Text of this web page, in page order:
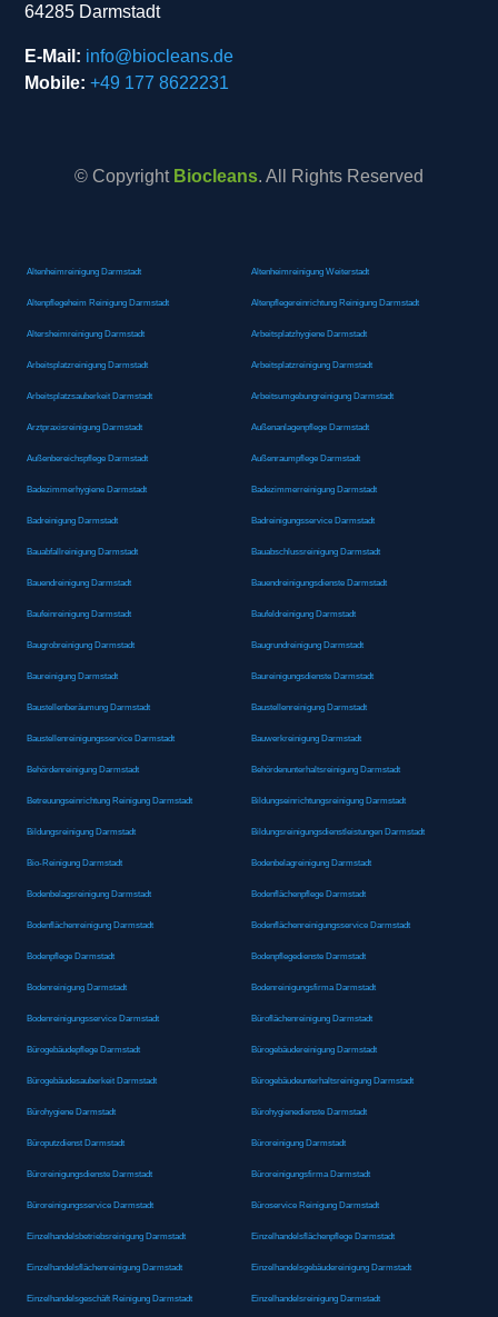
64285 Darmstadt
E-Mail: info@biocleans.de
Mobile: +49 177 8622231
© Copyright Biocleans. All Rights Reserved
Altenheimreinigung Darmstadt Altenheimreinigung Weiterstadt
Altenpflegeheim Reinigung Darmstadt Altenpflegereinrichtung Reinigung Darmstadt
Altersheimreinigung Darmstadt Arbeitsplatzhygiene Darmstadt
Arbeitsplatzreinigung Darmstadt Arbeitsplatzreinigung Darmstadt
Arbeitsplatzsauberkeit Darmstadt Arbeitsumgebungreinigung Darmstadt
Arztpraxisreinigung Darmstadt Außenanlagenpflege Darmstadt
Außenbereichspflege Darmstadt Außenraumpflege Darmstadt
Badezimmerhygiene Darmstadt Badezimmerreinigung Darmstadt
Badreinigung Darmstadt Badreinigungsservice Darmstadt
Bauabfallreinigung Darmstadt Bauabschlussreinigung Darmstadt
Bauendreinigung Darmstadt Bauendreinigungsdienste Darmstadt
Baufeinreinigung Darmstadt Baufeldreinigung Darmstadt
Baugrobreinigung Darmstadt Baugrundreinigung Darmstadt
Baureinigung Darmstadt Baureinigungsdienste Darmstadt
Baustellenberäumung Darmstadt Baustellenreinigung Darmstadt
Baustellenreinigungsservice Darmstadt Bauwerkreinigung Darmstadt
Behördenreinigung Darmstadt Behördenunterhaltsreinigung Darmstadt
Betreuungseinrichtung Reinigung Darmstadt Bildungseinrichtungsreinigung Darmstadt
Bildungsreinigung Darmstadt Bildungsreinigungsdienstleistungen Darmstadt
Bio-Reinigung Darmstadt Bodenbelagreinigung Darmstadt
Bodenbelagsreinigung Darmstadt Bodenflächenpflege Darmstadt
Bodenflächenreinigung Darmstadt Bodenflächenreinigungsservice Darmstadt
Bodenpflege Darmstadt Bodenpflegedienste Darmstadt
Bodenreinigung Darmstadt Bodenreinigungsfirma Darmstadt
Bodenreinigungsservice Darmstadt Büroflächenreinigung Darmstadt
Bürogebäudepflege Darmstadt Bürogebäudereinigung Darmstadt
Bürogebäudesauberkeit Darmstadt Bürogebäudeunterhaltsreinigung Darmstadt
Bürohygiene Darmstadt Bürohygienedienste Darmstadt
Büroputzdienst Darmstadt Büroreinigung Darmstadt
Büroreinigungsdienste Darmstadt Büroreinigungsfirma Darmstadt
Büroreinigungsservice Darmstadt Büroservice Reinigung Darmstadt
Einzelhandelsbetriebsreinigung Darmstadt Einzelhandelsflächenpflege Darmstadt
Einzelhandelsflächenreinigung Darmstadt Einzelhandelsgebäudereinigung Darmstadt
Einzelhandelsgeschäft Reinigung Darmstadt Einzelhandelsreinigung Darmstadt